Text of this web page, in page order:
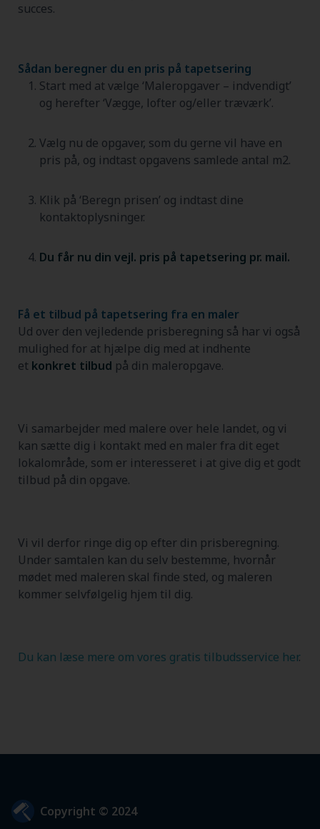
succes.
Sådan beregner du en pris på tapetsering
Start med at vælge ‘Maleropgaver – indvendigt’
og herefter ‘Vægge, lofter og/eller træværk’.
Vælg nu de opgaver, som du gerne vil have en
pris på, og indtast opgavens samlede antal m2.
Klik på ‘Beregn prisen’ og indtast dine
kontaktoplysninger.
Du får nu din vejl. pris på tapetsering pr. mail.
Få et tilbud på tapetsering fra en maler
Ud over den vejledende prisberegning så har vi også
mulighed for at hjælpe dig med at indhente
et konkret tilbud på din maleropgave.
Vi samarbejder med malere over hele landet, og vi
kan sætte dig i kontakt med en maler fra dit eget
lokalområde, som er interesseret i at give dig et godt
tilbud på din opgave.
Vi vil derfor ringe dig op efter din prisberegning.
Under samtalen kan du selv bestemme, hvornår
mødet med maleren skal finde sted, og maleren
kommer selvfølgelig hjem til dig.
Du kan læse mere om vores gratis tilbudsservice her.
Copyright © 2024